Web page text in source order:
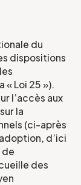
du
dispositions
« Loi 25 »).
l’accès aux
la
(ci-après
d’ici
de
des